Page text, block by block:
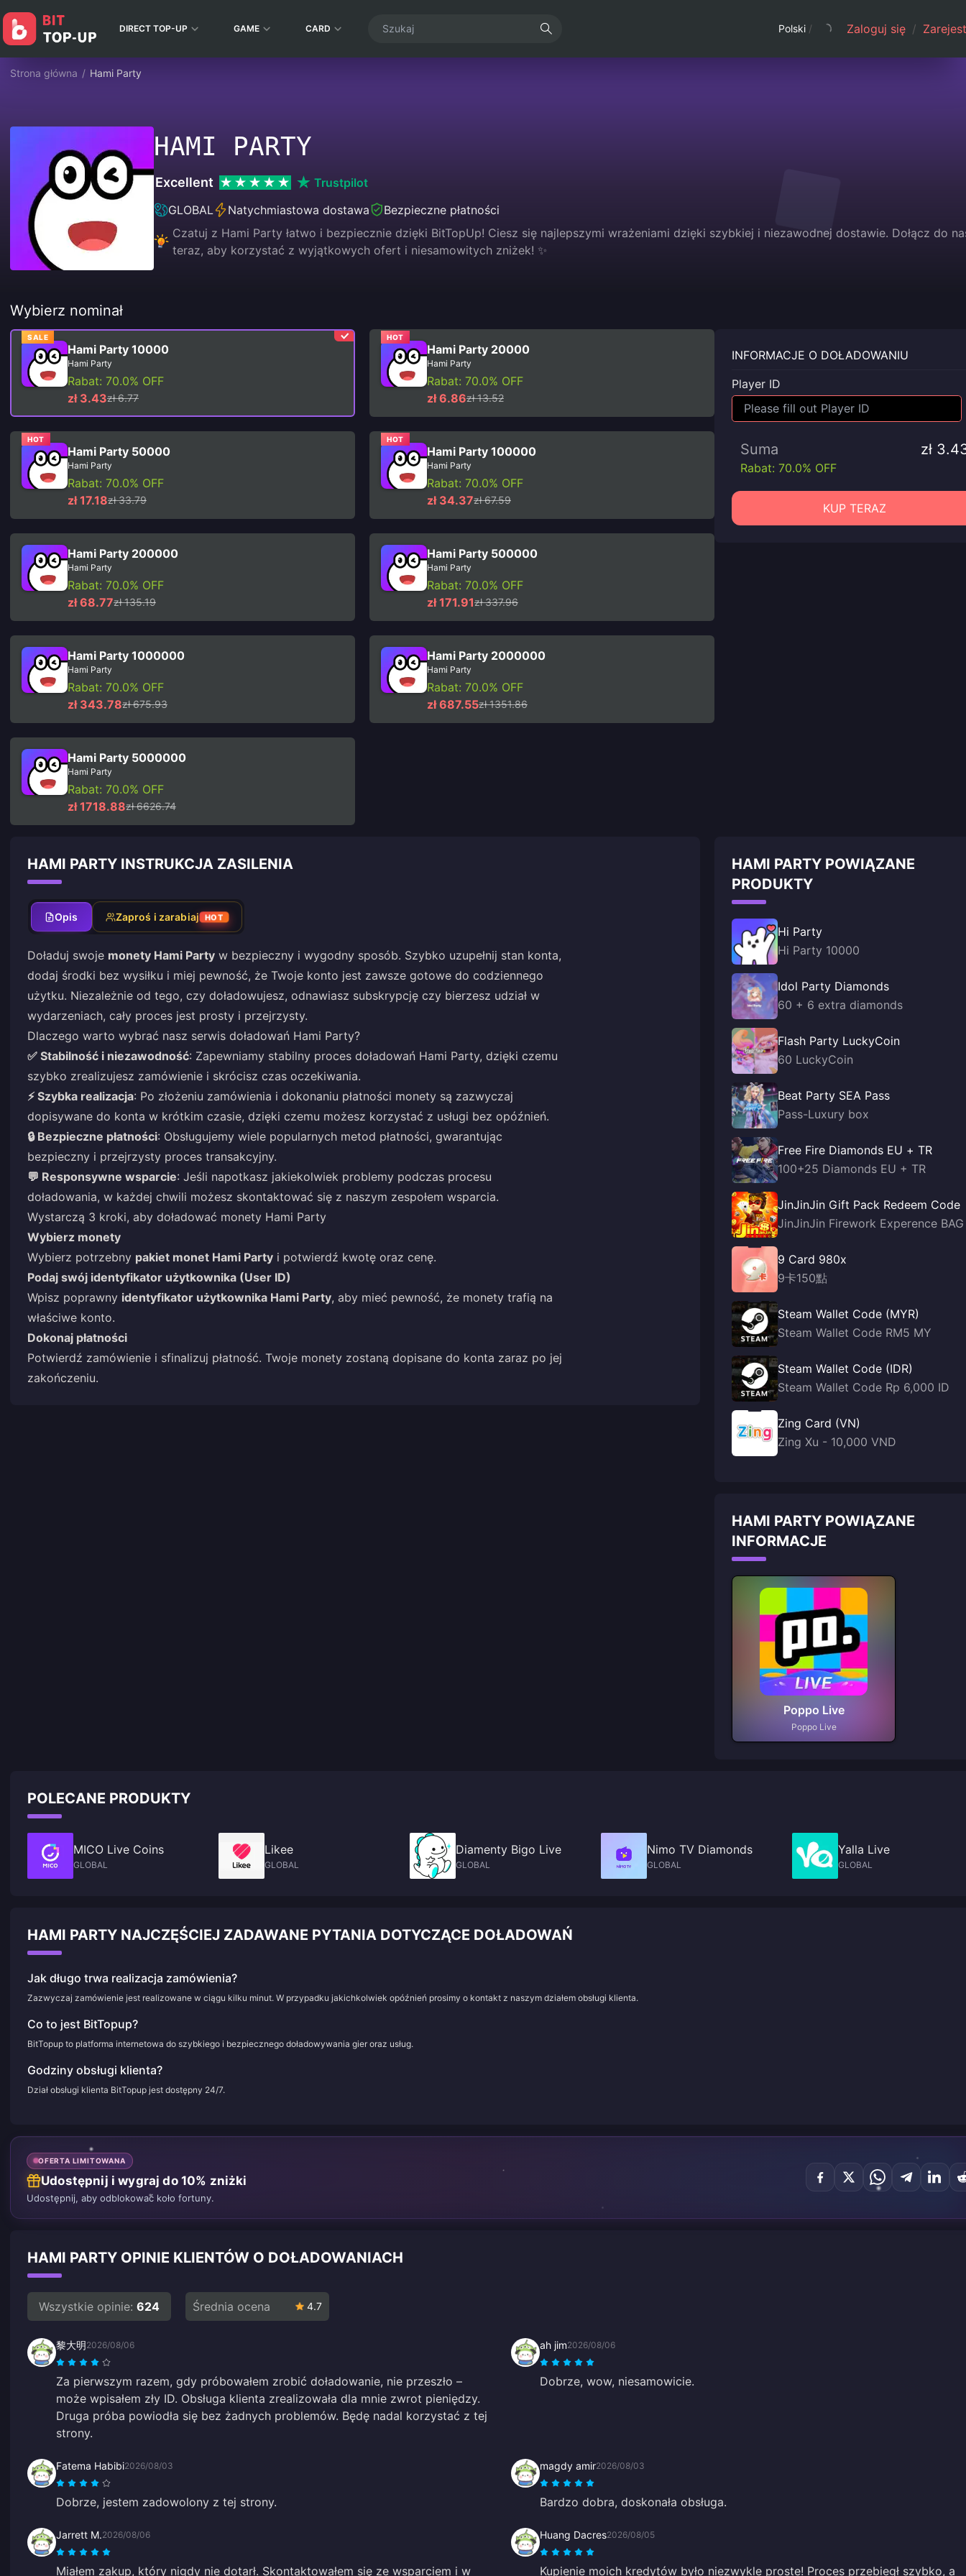
DIRECT TOP-UP GAME CARD Polski / Zaloguj się /
Strona główna / Hami Party
HAMI PARTY
Excellent
Trustpilot
GLOBAL
Natychmiastowa dostawa
Bezpieczne płatności
Czatuj z Hami Party łatwo i bezpiecznie dzięki BitTopUp! Ciesz się najlepszymi wrażeniami dzięki szybkiej i niezawodnej dostawie. Dołącz do
teraz, aby korzystać z wyjątkowych ofert i niesamowitych zniżek! ✨
Wybierz nominał
SALE
Hami Party 10000
Hami Party
Rabat: 70.0% OFF
zł 3.43zł 6.77
HOT
Hami Party 20000
Hami Party
Rabat: 70.0% OFF
zł 6.86zł 13.52
HOT
Hami Party 50000
Hami Party
Rabat: 70.0% OFF
zł 17.18zł 33.79
HOT
Hami Party 100000
Hami Party
Rabat: 70.0% OFF
zł 34.37zł 67.59
Hami Party 200000
Hami Party
Rabat: 70.0% OFF
zł 68.77zł 135.19
Hami Party 500000
Hami Party
Rabat: 70.0% OFF
zł 171.91zł 337.96
Hami Party 1000000
Hami Party
Rabat: 70.0% OFF
zł 343.78zł 675.93
Hami Party 2000000
Hami Party
Rabat: 70.0% OFF
zł 687.55zł 1351.86
Hami Party 5000000
Hami Party
Rabat: 70.0% OFF
zł 1718.88zł 6626.74
INFORMACJE O DOŁADOWANIU
Player ID
Suma zł
Rabat: 70.0% OFF
KUP TERAZ
HAMI PARTY INSTRUKCJA ZASILENIA
Opis Zaproś i zarabiaj HOT
Doładuj swoje monety Hami Party w bezpieczny i wygodny sposób. Szybko uzupełnij stan konta,
dodaj środki bez wysiłku i miej pewność, że Twoje konto jest zawsze gotowe do codziennego
użytku. Niezależnie od tego, czy doładowujesz, odnawiasz subskrypcję czy bierzesz udział w
wydarzeniach, cały proces jest prosty i przejrzysty.
Dlaczego warto wybrać nasz serwis doładowań Hami Party?
✅ Stabilność i niezawodność: Zapewniamy stabilny proces doładowań Hami Party, dzięki czemu
szybko zrealizujesz zamówienie i skrócisz czas oczekiwania.
⚡ Szybka realizacja: Po złożeniu zamówienia i dokonaniu płatności monety są zazwyczaj
dopisywane do konta w krótkim czasie, dzięki czemu możesz korzystać z usługi bez opóźnień.
🔒 Bezpieczne płatności: Obsługujemy wiele popularnych metod płatności, gwarantując
bezpieczny i przejrzysty proces transakcyjny.
💬 Responsywne wsparcie: Jeśli napotkasz jakiekolwiek problemy podczas procesu
doładowania, w każdej chwili możesz skontaktować się z naszym zespołem wsparcia.
Wystarczą 3 kroki, aby doładować monety Hami Party
Wybierz monety
Wybierz potrzebny pakiet monet Hami Party i potwierdź kwotę oraz cenę.
Podaj swój identyfikator użytkownika (User ID)
Wpisz poprawny identyfikator użytkownika Hami Party, aby mieć pewność, że monety trafią na
właściwe konto.
Dokonaj płatności
Potwierdź zamówienie i sfinalizuj płatność. Twoje monety zostaną dopisane do konta zaraz po jej
zakończeniu.
HAMI PARTY POWIĄZANE
PRODUKTY
Hi Party
Hi Party 10000
Idol Party Diamonds
60 + 6 extra diamonds
Flash Party LuckyCoin
60 LuckyCoin
Beat Party SEA Pass
Pass-Luxury box
Free Fire Diamonds EU + TR
100+25 Diamonds EU + TR
JinJinJin Gift Pack Redeem Code
JinJinJin Firework Experence BAG
9 Card 980x
9卡150點
Steam Wallet Code (MYR)
Steam Wallet Code RM5 MY
Steam Wallet Code (IDR)
Steam Wallet Code Rp 6,000 ID
Zing Card (VN)
Zing Xu - 10,000 VND
HAMI PARTY POWIĄZANE
INFORMACJE
Poppo Live
Poppo Live
POLECANE PRODUKTY
MICO Live Coins
GLOBAL
Likee
GLOBAL
Diamenty Bigo Live
GLOBAL
Nimo TV Diamonds
GLOBAL
Yalla Live
GLOBAL
HAMI PARTY NAJCZĘŚCIEJ ZADAWANE PYTANIA DOTYCZĄCE DOŁADOWAŃ
Jak długo trwa realizacja zamówienia?
Zazwyczaj zamówienie jest realizowane w ciągu kilku minut. W przypadku jakichkolwiek opóźnień prosimy o kontakt z naszym działem obsługi klienta.
Co to jest BitTopup?
BitTopup to platforma internetowa do szybkiego i bezpiecznego doładowywania gier oraz usług.
Godziny obsługi klienta?
Dział obsługi klienta BitTopup jest dostępny 24/7.
OFERTA LIMITOWANA
Udostępnij i wygraj do 10% zniżki
Udostępnij, aby odblokować koło fortuny.
HAMI PARTY OPINIE KLIENTÓW O DOŁADOWANIACH
Wszystkie opinie: 624 Średnia ocena 4.7
黎大明2026/08/06
Za pierwszym razem, gdy próbowałem zrobić doładowanie, nie przeszło –
może wpisałem zły ID. Obsługa klienta zrealizowała dla mnie zwrot pieniędzy.
Druga próba powiodła się bez żadnych problemów. Będę nadal korzystać z tej
strony.
ah jim2026/08/06
Dobrze, wow, niesamowicie.
Fatema Habibi2026/08/03
Dobrze, jestem zadowolony z tej strony.
magdy amir2026/08/03
Bardzo dobra, doskonała obsługa.
Jarrett M.2026/08/06
Miałem zakup, który nigdy nie dotarł. Skontaktowałem się ze wsparciem i w
Huang Dacres2026/08/05
Kupienie moich kredytów było niezwykle proste! Proces przebiegł szybko, a